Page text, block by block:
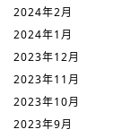
2024年2月
2024年1月
2023年12月
2023年11月
2023年10月
2023年9月